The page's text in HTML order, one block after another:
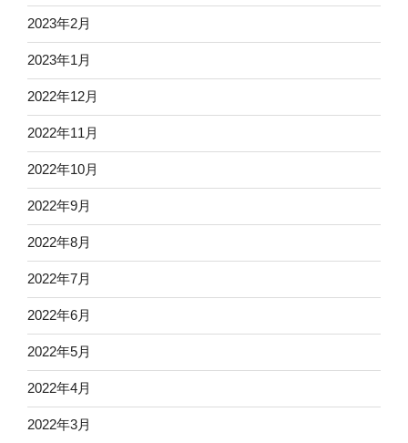
2023年2月
2023年1月
2022年12月
2022年11月
2022年10月
2022年9月
2022年8月
2022年7月
2022年6月
2022年5月
2022年4月
2022年3月